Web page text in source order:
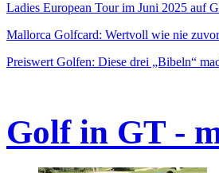
Ladies European Tour im Juni 2025 auf
Mallorca Golfcard: Wertvoll wie nie
Preiswert Golfen: Diese drei „Bibeln“
Golf in GT -